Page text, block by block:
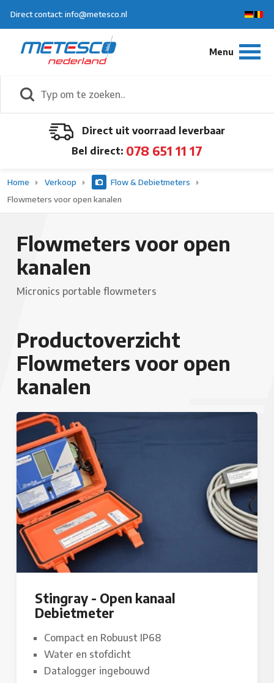
Direct contact: info@metesco.nl
Direct uit voorraad leverbaar
Bel direct: 078 651 11 17
Home Verkoop
Flow & Debietmeters
Flowmeters voor open kanalen
Flowmeters voor open
kanalen
Micronics portable flowmeters
Productoverzicht
Flowmeters voor open
kanalen
Stingray - Open kanaal
Debietmeter
Compact en Robuust IP68
Water en stofdicht
Datalogger ingebouwd